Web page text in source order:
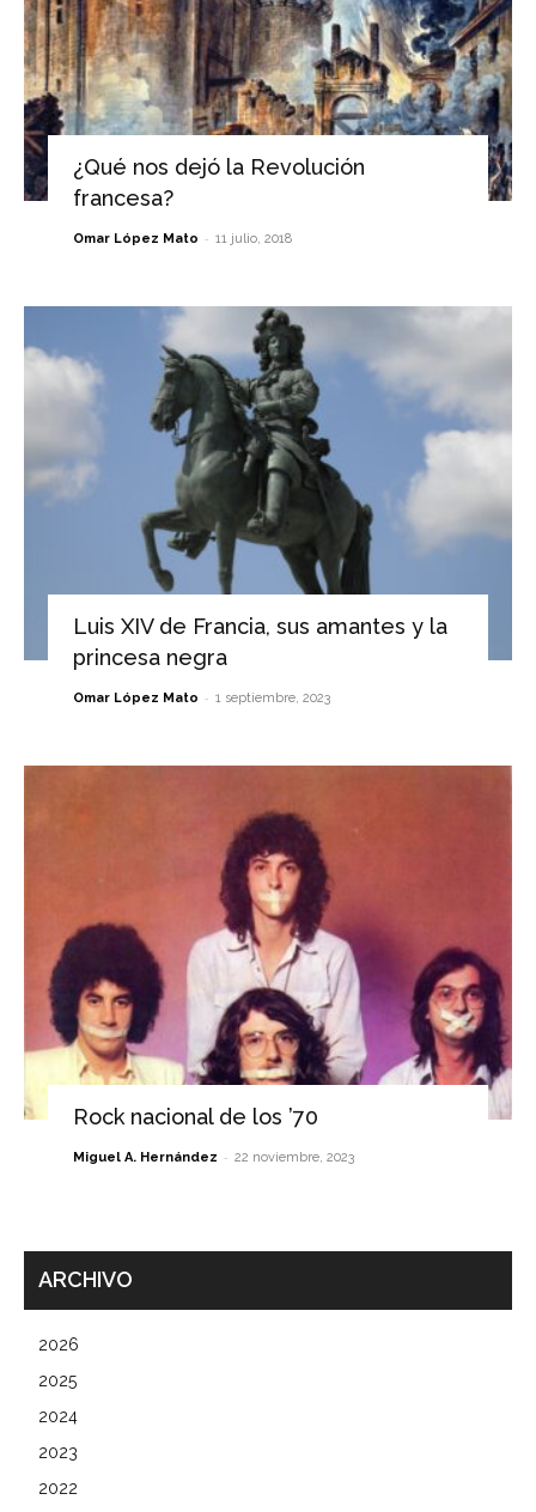
¿Qué nos dejó la Revolución
francesa?
Omar López Mato - 11 julio, 2018
Luis XIV de Francia, sus amantes y la
princesa negra
Omar López Mato - 1 septiembre, 2023
Rock nacional de los ’70
Miguel A. Hernández - 22 noviembre, 2023
ARCHIVO
2026
2025
2024
2023
2022